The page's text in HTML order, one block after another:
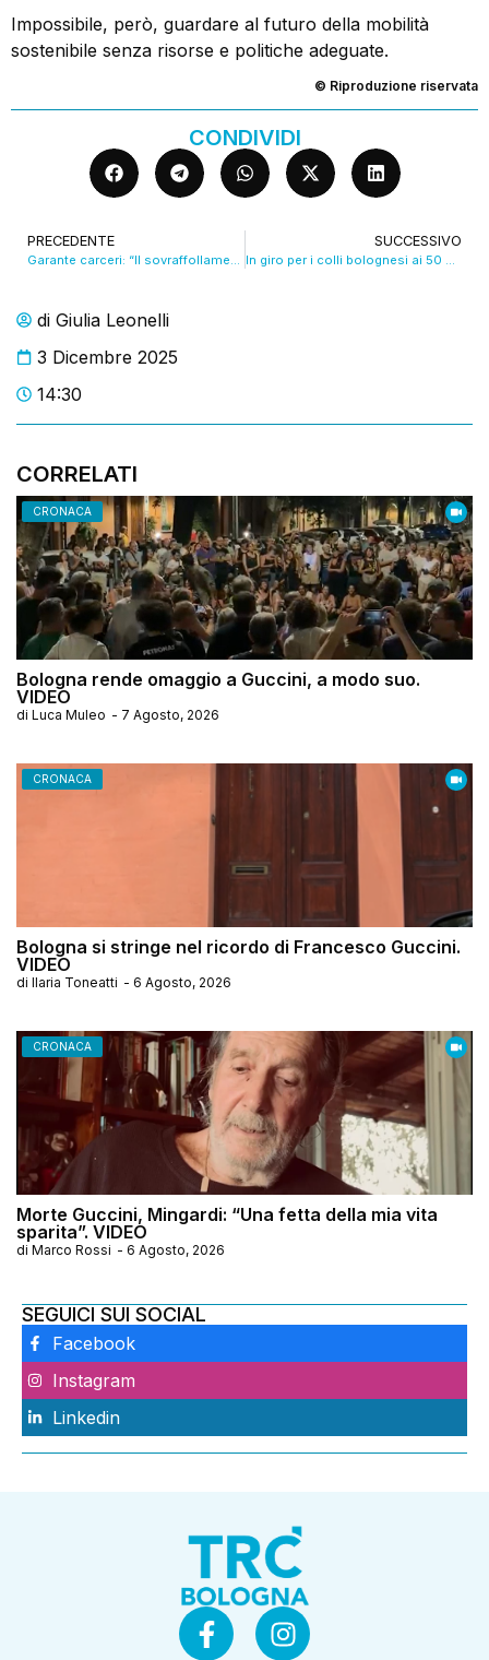
di Giulia Leonelli
3 Dicembre 2025
14:30
CORRELATI
CRONACA
Bologna rende omaggio a Guccini, a modo suo.
VIDEO
di Luca Muleo - 7 Agosto, 2026
CRONACA
Bologna si stringe nel ricordo di Francesco Guccini.
VIDEO
di Ilaria Toneatti - 6 Agosto, 2026
CRONACA
Morte Guccini, Mingardi: “Una fetta della mia vita
sparita”. VIDEO
di Marco Rossi - 6 Agosto, 2026
Impossibile, però, guardare al futuro della mobilità
sostenibile senza risorse e politiche adeguate.
© Riproduzione riservata
CONDIVIDI
PRECEDENTE SUCCESSIVO
SEGUICI SUI SOCIAL
Facebook
Instagram
Linkedin